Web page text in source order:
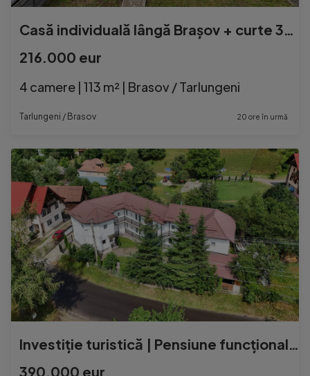
Casă individuală lângă Brașov + curte 300 mp | 0% co...
216.000 eur
4 camere | 113 m² | Brasov / Tarlungeni
Tarlungeni / Brasov 20 ore în urmă
Investiție turistică | Pensiune funcțională | Bran ??...
390.000 eur